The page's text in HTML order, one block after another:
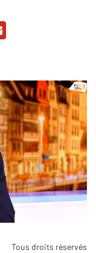
Tous droits réservés